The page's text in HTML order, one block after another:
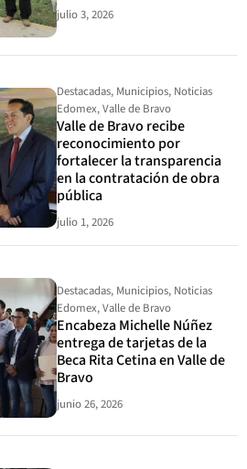
julio 3, 2026
Destacadas, Municipios, Noticias
Edomex,Valle de Bravo
Valle de Bravo recibe
reconocimiento por
fortalecer la transparencia
en la contratación de obra
pública
julio 1, 2026
Destacadas, Municipios, Noticias
Edomex,Valle de Bravo
Encabeza Michelle Núñez
entrega de tarjetas de la
Beca Rita Cetina en Valle de
Bravo
junio 26, 2026